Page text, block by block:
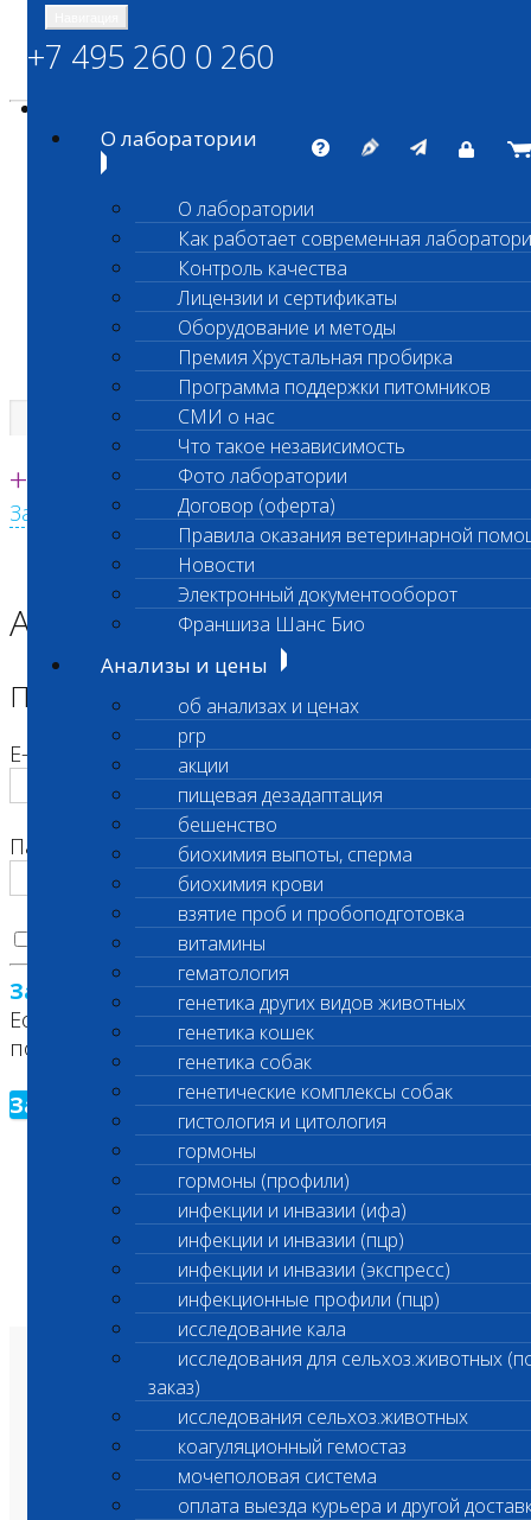
ШАНС БИО
Независимая ветеринарная лаборатория
Единая круглосуточная справочная
+7 495 260 0 260
Заказать звонок с сайта
+7 495 260 0 260
О лаборатории
О лаборатории
Как работает современная
Контроль качества
Лицензии и сертификаты
Оборудование и методы
Премия Хрустальная пробирка
Программа поддержки питомников
СМИ о нас
Что такое независимость
Фото лаборатории
Договор (оферта)
Правила оказания ветеринарной
Новости
Электронный документооборот
Франшиза Шанс Био
Анализы и цены
об анализах и ценах
prp
акции
пищевая дезадаптация
бешенство
биохимия выпоты, сперма
биохимия крови
взятие проб и пробоподготовка
витамины
гематология
генетика других видов животных
генетика кошек
генетика собак
генетические комплексы собак
гистология и цитология
гормоны
гормоны (профили)
инфекции и инвазии (ифа)
инфекции и инвазии (пцр)
инфекции и инвазии (экспресс)
инфекционные профили (пцр)
исследование кала
исследования для сельхоз.животных
заказ)
исследования сельхоз.животных
коагуляционный гемостаз
мочеполовая система
оплата выезда курьера и другой
Главная страница
Авторизация
Пожалуйста, авторизуйтесь
E-mail
Пароль
Запомнить меня на этом компьютере
Забыли свой пароль?
Если вы впервые на сайте, заполните,
пожалуйста, регистрационную форму.
Зарегистрироваться
О лаборатории
Анализы и цены
Ветеринарные центры
Владельцам
Врачам и клиникам
Бланки лаборатории
Банк донорской крови
Адреса лабораторий